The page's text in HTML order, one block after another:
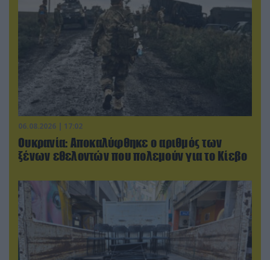
06.08.2026 | 17:02
Ουκρανία: Αποκαλύφθηκε ο αριθμός των
ξένων εθελοντών που πολεμούν για το Κίεβο